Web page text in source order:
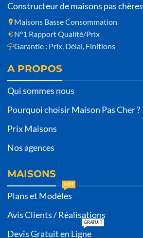
Constructeur de maisons pas chères
Maisons Basse Consommation
N°1 Rapport Qualité/Prix
Garantie : Prix, Délai, Finitions
A PROPOS
Qui sommes nous
Pourquoi choisir Maison Pas Cher ?
Prix Maisons
Nos agences
MAISONS
Plans et Modèles
HOT
Avis Clients / Réalisations
Devis Gratuit en Ligne
GRATUIT